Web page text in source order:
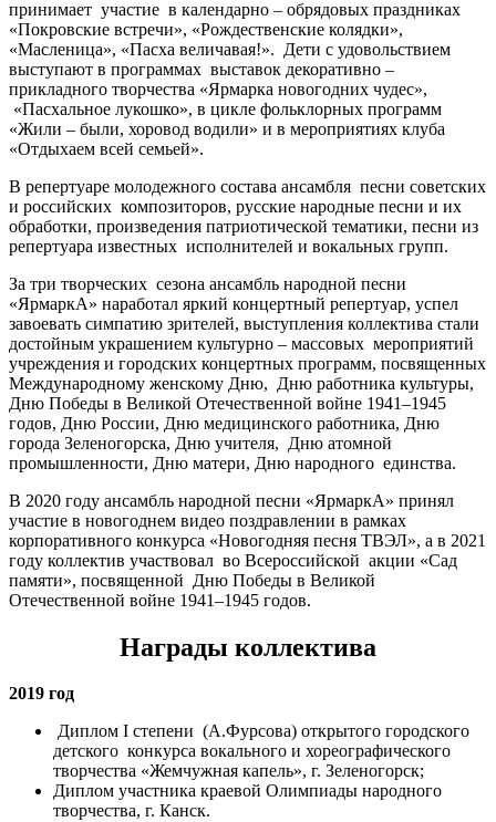
принимает участие в календарно – обрядовых праздниках
«Покровские встречи», «Рождественские колядки»,
«Масленица», «Пасха величавая!». Дети с удовольствием
выступают в программах выставок декоративно –
прикладного творчества «Ярмарка новогодних чудес»,
«Пасхальное лукошко», в цикле фольклорных программ
«Жили – были, хоровод водили» и в мероприятиях клуба
«Отдыхаем всей семьей».
В репертуаре молодежного состава ансамбля песни советских
и российских композиторов, русские народные песни и их
обработки, произведения патриотической тематики, песни из
репертуара известных исполнителей и вокальных групп.
За три творческих сезона ансамбль народной песни
«ЯрмаркА» наработал яркий концертный репертуар, успел
завоевать симпатию зрителей, выступления коллектива стали
достойным украшением культурно – массовых мероприятий
учреждения и городских концертных программ, посвященных
Международному женскому Дню, Дню работника культуры,
Дню Победы в Великой Отечественной войне 1941–1945
годов, Дню России, Дню медицинского работника, Дню
города Зеленогорска, Дню учителя, Дню атомной
промышленности, Дню матери, Дню народного единства.
В 2020 году ансамбль народной песни «ЯрмаркА» принял
участие в новогоднем видео поздравлении в рамках
корпоративного конкурса «Новогодняя песня ТВЭЛ», а в 2021
году коллектив участвовал во Всероссийской акции «Сад
памяти», посвященной Дню Победы в Великой
Отечественной войне 1941–1945 годов.
Награды коллектива
2019 год
Диплом I степени (А.Фурсова) открытого городского
детского конкурса вокального и хореографического
творчества «Жемчужная капель», г. Зеленогорск;
Диплом участника краевой Олимпиады народного
творчества, г. Канск.